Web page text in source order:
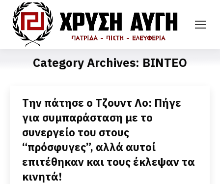
Category Archives: ΒΙΝΤΕΟ
Την πάτησε ο Τζουντ Λο: Πήγε
για συμπαράσταση με το
συνεργείο του στους
“πρόσφυγες”, αλλά αυτοί
επιτέθηκαν και τους έκλεψαν τα
κινητά!